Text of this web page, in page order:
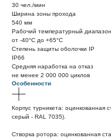
30 чел./мин
Ширина зоны прохода
540 мм
Рабочий температурный диапазон
от -40°C до +65°C
Степень защиты оболочки IP
IP66
Средняя наработка на отказ
не менее 2 000 000 циклов
Особенности
Корпус турникета: оцинкованная
серый - RAL 7035).
Створка ротора: оцинкованная